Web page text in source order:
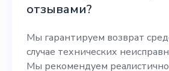
отзывами?
Мы гарантируем возврат
случае технических
Мы рекомендуем